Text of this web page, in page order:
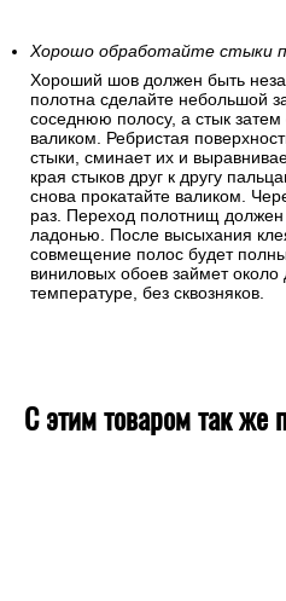
Хорошо обработайте стыки
Хороший шов должен быть
полотна сделайте небольшой
соседнюю полосу, а стык
валиком. Ребристая
стыки, сминает их и
края стыков друг к другу
снова прокатайте валиком.
раз. Переход полотнищ
ладонью. После высыхания
совмещение полос будет
виниловых обоев займет около
температуре, без сквозняков.
С этим товаром так же